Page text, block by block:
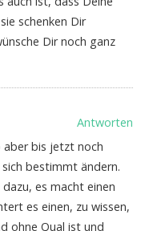
schenken Dir
Dir noch ganz
Antworten
aber bis jetzt noch
bestimmt ändern.
es macht einen
es einen, zu wissen,
ohne Qual ist und